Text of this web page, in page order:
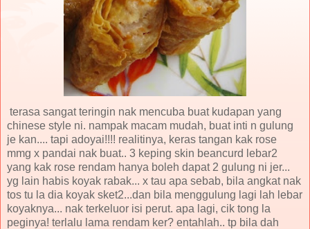
terasa sangat teringin nak mencuba buat kudapan yang
chinese style ni. nampak macam mudah, buat inti n gulung
je kan.... tapi adoyai!!!! realitinya, keras tangan kak rose
mmg x pandai nak buat.. 3 keping skin beancurd lebar2
yang kak rose rendam hanya boleh dapat 2 gulung ni jer...
yg lain habis koyak rabak... x tau apa sebab, bila angkat nak
tos tu la dia koyak sket2...dan bila menggulung lagi lah lebar
koyaknya... nak terkeluor isi perut. apa lagi, cik tong la
peginya! terlalu lama rendam ker? entahlah.. tp bila dah